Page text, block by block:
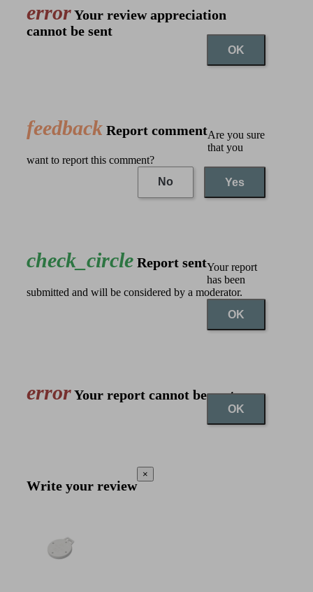
errorYour review appreciation
cannot be sent
OK
feedback Report commentAre you sure
that you
want to report this comment?
No
Yes
check_circle Report sentYour report
has been
submitted and will be considered by a moderator.
OK
errorYour report cannot be sent
OK
Write your review
×